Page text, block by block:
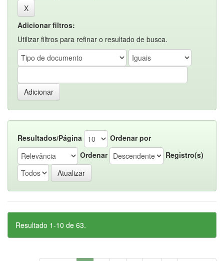
Adicionar filtros:
Utilizar filtros para refinar o resultado de busca.
Resultados/Página
Ordenar por
Ordenar
Registro(s)
Resultado 1-10 de 63.